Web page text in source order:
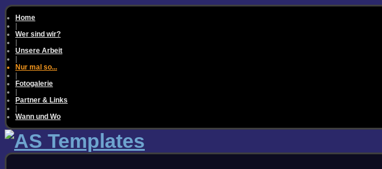
Home
Wer sind wir?
Unsere Arbeit
Nur mal so...
Fotogalerie
Partner & Links
Wann und Wo